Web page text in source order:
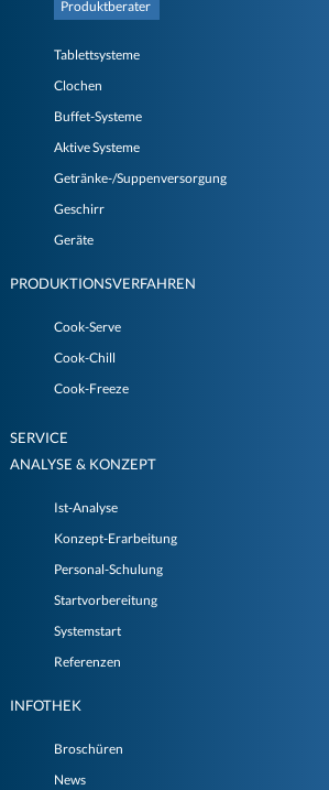
Produktberater
Tablettsysteme
Clochen
Buffet-Systeme
Aktive Systeme
Getränke-/Suppenversorgung
Geschirr
Geräte
PRODUKTIONSVERFAHREN
Cook-Serve
Cook-Chill
Cook-Freeze
SERVICE
ANALYSE & KONZEPT
Ist-Analyse
Konzept-Erarbeitung
Personal-Schulung
Startvorbereitung
Systemstart
Referenzen
INFOTHEK
Broschüren
News